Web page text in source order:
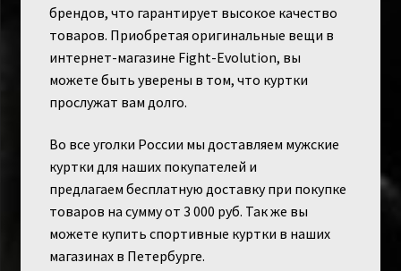
брендов, что гарантирует высокое качество
товаров. Приобретая оригинальные вещи в
интернет-магазине Fight-Evolution, вы
можете быть уверены в том, что куртки
прослужат вам долго.
Во все уголки России мы доставляем мужские
куртки для наших покупателей и
предлагаем бесплатную доставку при покупке
товаров на сумму от 3 000 руб. Так же вы
можете купить спортивные куртки в наших
магазинах в Петербурге.